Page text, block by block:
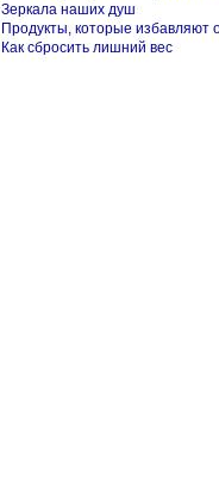
Зеркала наших душ
Продукты, которые избавляют
Как сбросить лишний вес